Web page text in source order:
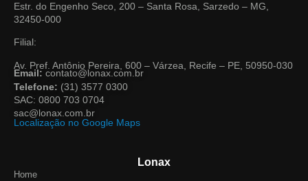
Estr. do Engenho Seco, 200 – Santa Rosa, Sarzedo – MG,
32450-000
Filial:
Av. Pref. Antônio Pereira, 600 – Várzea, Recife – PE, 50950-030
Email: contato@lonax.com.br
Telefone: (31) 3577 0300
SAC: 0800 703 0704
sac@lonax.com.br
Localização no Google Maps
Lonax
Home